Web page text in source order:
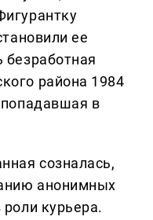
ее
района 1984
в
созналась,
анонимных
курьера.